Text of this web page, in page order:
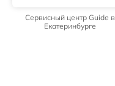
Сервисный центр Guide в
Екатеринбурге